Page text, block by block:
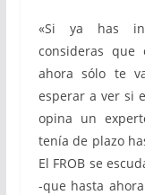
«Si ya has
consideras
ahora sólo te
esperar a ver si
opina un
tenía de plazo
El FROB se
-que hasta